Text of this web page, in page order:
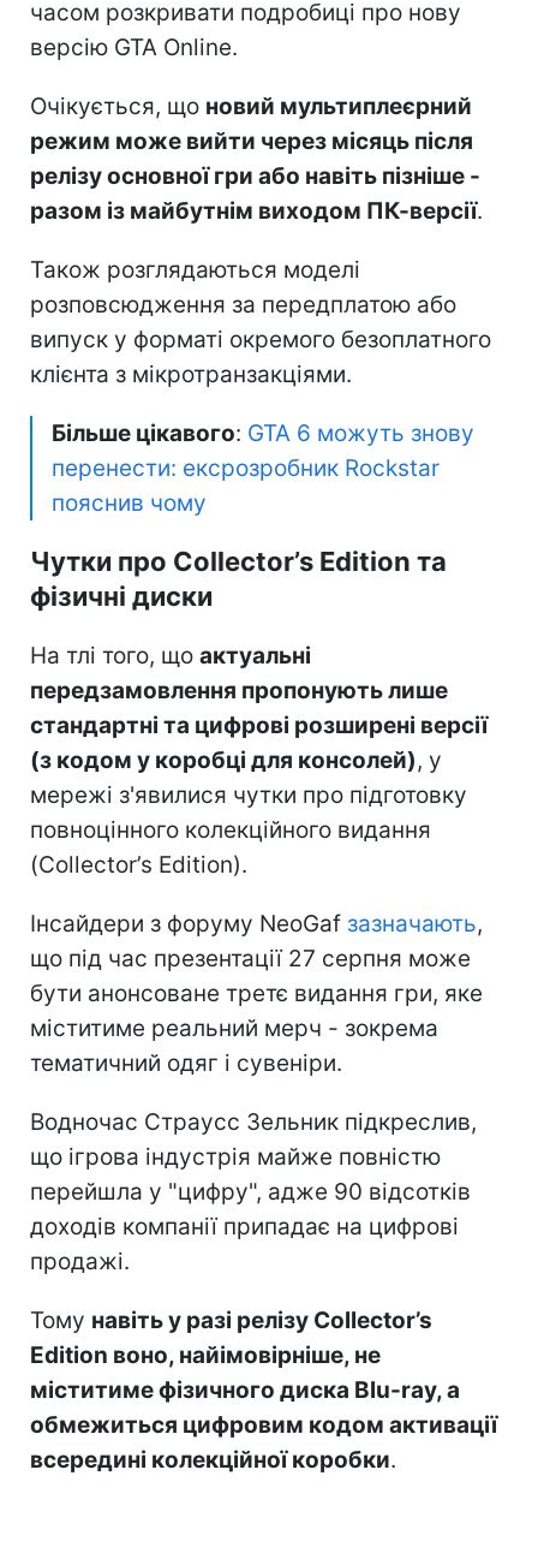
часом розкривати подробиці про нову
версію GTA Online.
Очікується, що новий мультиплеєрний
режим може вийти через місяць після
релізу основної гри або навіть пізніше -
разом із майбутнім виходом ПК-версії.
Також розглядаються моделі
розповсюдження за передплатою або
випуск у форматі окремого безоплатного
клієнта з мікротранзакціями.
Більше цікавого: GTA 6 можуть знову
перенести: ексрозробник Rockstar
пояснив чому
Чутки про Collector’s Edition та
фізичні диски
На тлі того, що актуальні
передзамовлення пропонують лише
стандартні та цифрові розширені версії
(з кодом у коробці для консолей), у
мережі з'явилися чутки про підготовку
повноцінного колекційного видання
(Collector’s Edition).
Інсайдери з форуму NeoGaf зазначають,
що під час презентації 27 серпня може
бути анонсоване третє видання гри, яке
міститиме реальний мерч - зокрема
тематичний одяг і сувеніри.
Водночас Страусс Зельник підкреслив,
що ігрова індустрія майже повністю
перейшла у "цифру", адже 90 відсотків
доходів компанії припадає на цифрові
продажі.
Тому навіть у разі релізу Collector’s
Edition воно, найімовірніше, не
міститиме фізичного диска Blu-ray, а
обмежиться цифровим кодом активації
всередині колекційної коробки.